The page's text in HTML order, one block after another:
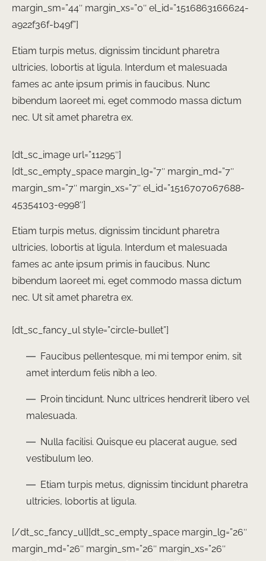
margin_sm=”44″ margin_xs=”0″ el_id=”1516863166624-
a922f36f-b49f”]
Etiam turpis metus, dignissim tincidunt pharetra
ultricies, lobortis at ligula. Interdum et malesuada
fames ac ante ipsum primis in faucibus. Nunc
bibendum laoreet mi, eget commodo massa dictum
nec. Ut sit amet pharetra ex.
[dt_sc_image url=”11295″]
[dt_sc_empty_space margin_lg=”7″ margin_md=”7″
margin_sm=”7″ margin_xs=”7″ el_id=”1516707067688-
45354103-e998″]
Etiam turpis metus, dignissim tincidunt pharetra
ultricies, lobortis at ligula. Interdum et malesuada
fames ac ante ipsum primis in faucibus. Nunc
bibendum laoreet mi, eget commodo massa dictum
nec. Ut sit amet pharetra ex.
[dt_sc_fancy_ul style=”circle-bullet”]
Faucibus pellentesque, mi mi tempor enim, sit
amet interdum felis nibh a leo.
Proin tincidunt. Nunc ultrices hendrerit libero vel
malesuada.
Nulla facilisi. Quisque eu placerat augue, sed
vestibulum leo.
Etiam turpis metus, dignissim tincidunt pharetra
ultricies, lobortis at ligula.
[/dt_sc_fancy_ul][dt_sc_empty_space margin_lg=”26″
margin_md=”26″ margin_sm=”26″ margin_xs=”26″